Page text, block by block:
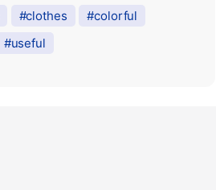
clothes
colorful
useful